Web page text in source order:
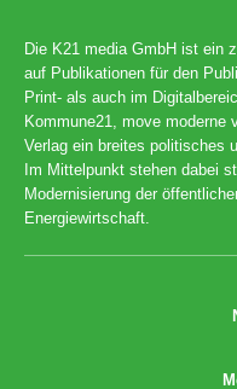
Die K21 media GmbH ist ein
auf Publikationen für den
Print- als auch im
Kommune21, move moderne
Verlag ein breites politisches
Im Mittelpunkt stehen dabei
Modernisierung der
Energiewirtschaft.